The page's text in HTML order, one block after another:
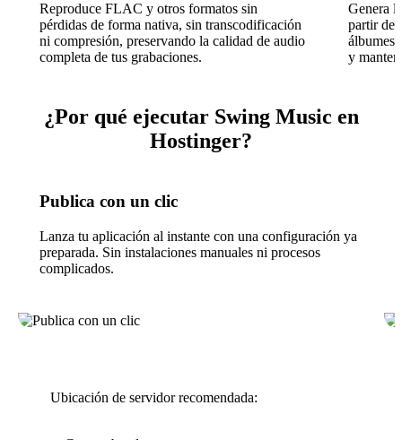
Reproduce FLAC y otros formatos sin
pérdidas de forma nativa, sin transcodificación
ni compresión, preservando la calidad de audio
completa de tus grabaciones.
Genera
partir de
álbumes
y
¿Por qué ejecutar Swing Music en
Hostinger?
Publica con un clic
Lanza tu aplicación al instante con una configuración ya
preparada. Sin instalaciones manuales ni procesos
complicados.
Ubicación de servidor recomendada: